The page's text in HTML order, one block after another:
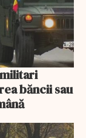
băncii sau